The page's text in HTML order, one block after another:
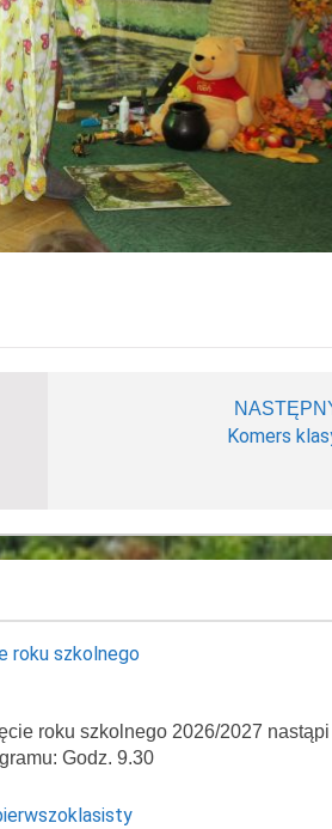
Komers
roku szkolnego
roku szkolnego 2026/2027
Godz. 9.30